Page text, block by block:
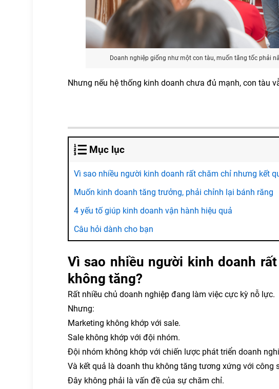
Doanh nghiệp giống như một con tàu, muốn tăng tốc phải
Nhưng nếu hệ thống kinh doanh chưa đủ mạnh, con tàu
Mục lục
Vì sao nhiều người kinh doanh rất chăm chỉ nhưng kết
Muốn kinh doanh tăng trưởng, phải chỉnh lại bánh răng
4 yếu tố giúp kinh doanh vận hành hiệu quả
Câu hỏi dành cho bạn
Vì sao nhiều người kinh doanh
không tăng?
Rất nhiều chủ doanh nghiệp đang làm việc cực kỳ nỗ lực.
Nhưng:
Marketing không khớp với sale.
Sale không khớp với đội nhóm.
Đội nhóm không khớp với chiến lược phát triển doanh
Và kết quả là doanh thu không tăng tương xứng với công
Đây không phải là vấn đề của sự chăm chỉ.